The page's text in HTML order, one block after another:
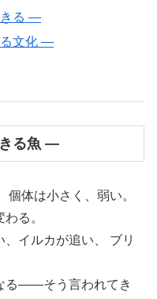
きる ―
る文化 ―
る魚 ―
個体は小さく、弱い。
る。
イルカが追い、 ブリ
る――そう言われてき